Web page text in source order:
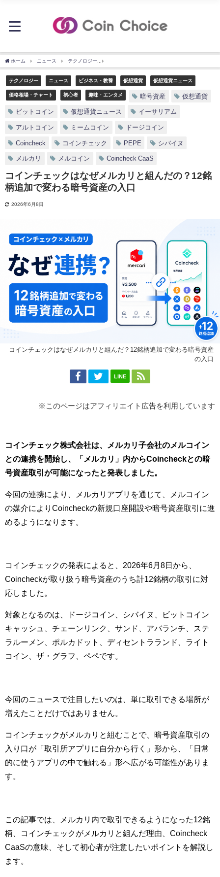
ホーム ニュース テクノロジー
テクノロジー ニュース ビジネス・教養 仮想通貨 仮想通貨ニュース
価格相場・チャート 初心者 趣味・エンタメ 暗号資産 仮想通貨
ビットコイン 仮想通貨ニュース イーサリアム
アルトコイン ミームコイン ドージコイン
Coincheck コインチェック PEPE シバイヌ
メルカリ メルコイン Coincheck CaaS
コインチェックはなぜメルカリと組んだの？12銘
柄追加で変わる暗号資産の入口
2026年6月8日
コインチェックはなぜメルカリと組んだ？12銘柄追加で変わる暗号資産
の入口
LINE
※このページはアフィリエイト広告を利用しています
コインチェック株式会社は、メルカリ子会社のメルコイン
との連携を開始し、「メルカリ」内からCoincheckとの暗
号資産取引が可能になったと発表しました。
今回の連携により、メルカリアプリを通じて、メルコイン
の媒介によりCoincheckの新規口座開設や暗号資産取引に進
めるようになります。
コインチェックの発表によると、2026年6月8日から、
Coincheckが取り扱う暗号資産のうち計12銘柄の取引に対
応しました。
対象となるのは、ドージコイン、シバイヌ、ビットコイン
キャッシュ、チェーンリンク、サンド、アバランチ、ステ
ラルーメン、ポルカドット、ディセントラランド、ライト
コイン、ザ・グラフ、ペペです。
今回のニュースで注目したいのは、単に取引できる場所が
増えたことだけではありません。
コインチェックがメルカリと組むことで、暗号資産取引の
入り口が「取引所アプリに自分から行く」形から、「日常
的に使うアプリの中で触れる」形へ広がる可能性がありま
す。
この記事では、メルカリ内で取引できるようになった12銘
柄、コインチェックがメルカリと組んだ理由、Coincheck
CaaSの意味、そして初心者が注意したいポイントを解説し
ます。